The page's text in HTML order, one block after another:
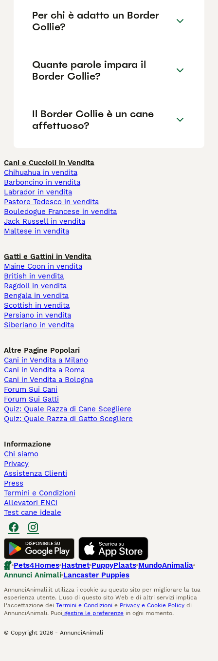
Per chi è adatto un Border
Collie?
Quante parole impara il
Border Collie?
Il Border Collie è un cane
affettuoso?
Cani e Cuccioli in Vendita
Chihuahua in vendita
Barboncino in vendita
Labrador in vendita
Pastore Tedesco in vendita
Bouledogue Francese in vendita
Jack Russell in vendita
Maltese in vendita
Gatti e Gattini in Vendita
Maine Coon in vendita
British in vendita
Ragdoll in vendita
Bengala in vendita
Scottish in vendita
Persiano in vendita
Siberiano in vendita
Altre Pagine Popolari
Cani in Vendita a Milano
Cani in Vendita a Roma
Cani in Vendita a Bologna
Forum Sui Cani
Forum Sui Gatti
Quiz: Quale Razza di Cane Scegliere
Quiz: Quale Razza di Gatto Scegliere
Informazione
Chi siamo
Privacy
Assistenza Clienti
Press
Termini e Condizioni
Allevatori ENCI
Test cane ideale
Pets4Homes Hastnet PuppyPlaats MundoAnimalia
Annunci Animali Lancaster Puppies
AnnunciAnimali.it utilizza i cookie su questo sito per migliorare la tua
esperienza utente. L'uso di questo sito Web e di altri servizi implica
l'accettazione dei Termini e Condizioni e Privacy e Cookie Policy di
AnnunciAnimali. Puoi gestire le preferenze in ogni momento.
© Copyright 2026 - AnnunciAnimali